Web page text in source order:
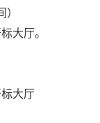
）
大厅。
大厅